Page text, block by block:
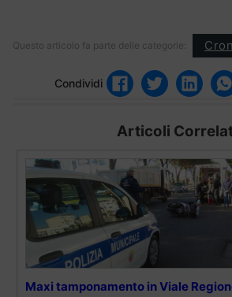
Questo articolo fa parte delle categorie:
Condividi
Articoli
Maxi tamponamento in Viale